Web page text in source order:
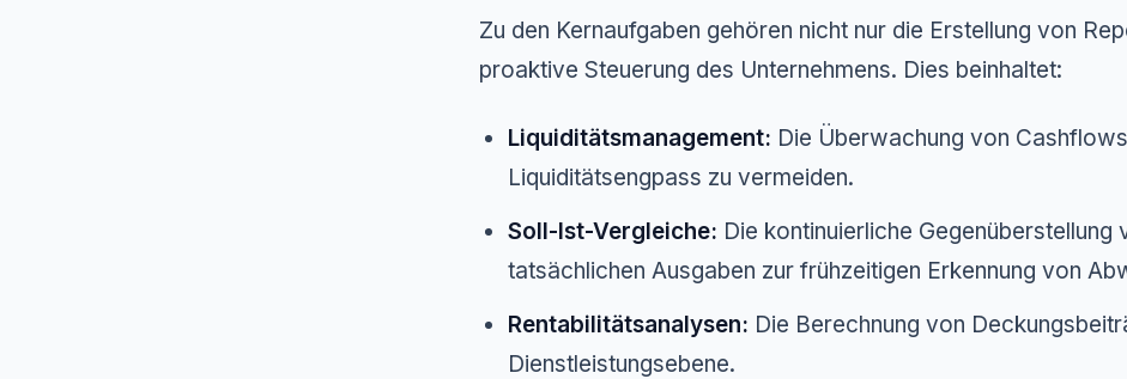
Zu den Kernaufgaben gehören nicht nur die Erstellung von
proaktive Steuerung des Unternehmens. Dies beinhaltet:
Liquiditätsmanagement: Die Überwachung von
Liquiditätsengpass zu vermeiden.
Soll-Ist-Vergleiche: Die kontinuierliche Gegenüberstellung
tatsächlichen Ausgaben zur frühzeitigen Erkennung von
Rentabilitätsanalysen: Die Berechnung von
Dienstleistungsebene.